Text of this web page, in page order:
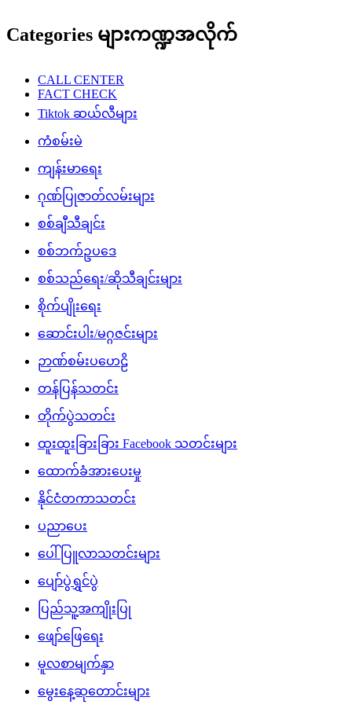
Categories များကဏ္ဍအလိုက်
CALL CENTER
FACT CHECK
Tiktok ဆယ်လီများ
ကံစမ်းမဲ
ကျန်းမာရေး
ဂုဏ်ပြုဇာတ်လမ်းများ
စစ်ချီသီချင်း
စစ်ဘက်ဥပဒေ
စစ်သည်ရေး/ဆိုသီချင်းများ
စိုက်ပျိုးရေး
ဆောင်းပါး/မဂ္ဂဇင်းများ
ဉာဏ်စမ်းပဟေဠိ
တန်ပြန်သတင်း
တိုက်ပွဲသတင်း
ထူးထူးခြားခြား Facebook သတင်းများ
ထောက်ခံအားပေးမှု
နိုင်ငံတကာသတင်း
ပညာပေး
ပေါ်ပြူလာသတင်းများ
ပျော်ပွဲရွှင်ပွဲ
ပြည်သူ့အကျိုးပြု
ဖျော်ဖြေရေး
မူလစာမျက်နှာ
မွေးနေ့ဆုတောင်းများ